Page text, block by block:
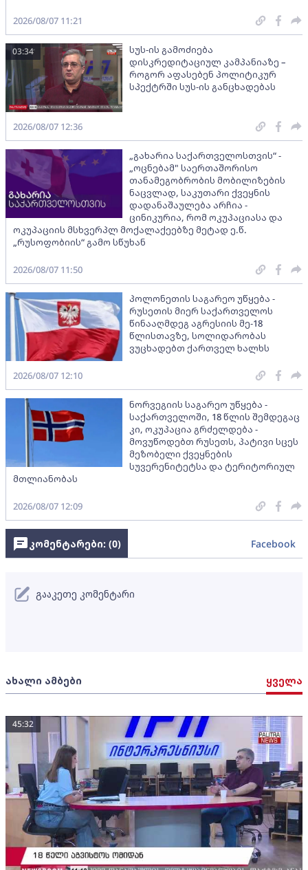
2026/08/07 11:21
სუს-ის გამოძიება
დისკრედიტაციულ კამპანიაზე –
როგორ აფასებენ პოლიტიკურ
სპექტრში სუს-ის განცხადებას
03:34
2026/08/07 12:36
„გახარია საქართველოსთვის“ -
„ოცნებამ" საერთაშორისო
თანამეგობრობის მობილიზების
ნაცვლად, საკუთარი ქვეყნის
დადანაშაულება არჩია -
ცინიკურია, რომ ოკუპაციასა და
ოკუპაციის მსხვერპლ მოქალაქეებზე მეტად ე.წ.
„რუსოფობიის“ გამო სწუხან
2026/08/07 11:50
პოლონეთის საგარეო უწყება -
რუსეთის მიერ საქართველოს
წინააღმდეგ აგრესიის მე-18
წლისთავზე, სოლიდარობას
ვუცხადებთ ქართველ ხალხს
2026/08/07 12:10
ნორვეგიის საგარეო უწყება -
საქართველოში, 18 წლის შემდეგაც
კი, ოკუპაცია გრძელდება -
მოვუწოდებთ რუსეთს, პატივი სცეს
მეზობელი ქვეყნების
სუვერენიტეტსა და ტერიტორიულ
მთლიანობას
2026/08/07 12:09
ახალი ამბები ყველა
45:32
კომენტარები: (0) Facebook
გააკეთე კომენტარი